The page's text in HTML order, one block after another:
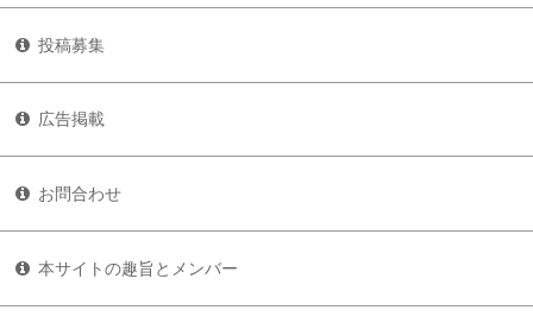
投稿募集
広告掲載
お問合わせ
本サイトの趣旨とメンバー